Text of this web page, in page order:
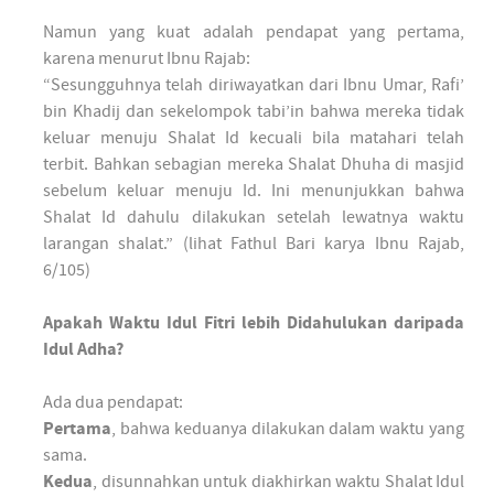
Namun yang kuat adalah pendapat yang pertama,
karena menurut Ibnu Rajab:
“Sesungguhnya telah diriwayatkan dari Ibnu Umar, Rafi’
bin Khadij dan sekelompok tabi’in bahwa mereka tidak
keluar menuju Shalat Id kecuali bila matahari telah
terbit. Bahkan sebagian mereka Shalat Dhuha di masjid
sebelum keluar menuju Id. Ini menunjukkan bahwa
Shalat Id dahulu dilakukan setelah lewatnya waktu
larangan shalat.” (lihat Fathul Bari karya Ibnu Rajab,
6/105)
Apakah Waktu Idul Fitri lebih Didahulukan daripada
Idul Adha?
Ada dua pendapat:
Pertama, bahwa keduanya dilakukan dalam waktu yang
sama.
Kedua, disunnahkan untuk diakhirkan waktu Shalat Idul